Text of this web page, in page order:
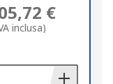
€
inclusa)